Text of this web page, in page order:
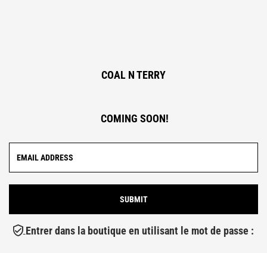
COAL N TERRY
COMING SOON!
Entrer dans la boutique en utilisant le mot de passe :